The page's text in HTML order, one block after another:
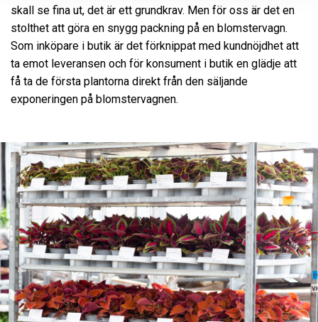
skall se fina ut, det är ett grundkrav. Men för oss är det en
stolthet att göra en snygg packning på en blomstervagn.
Som inköpare i butik är det förknippat med kundnöjdhet att
ta emot leveransen och för konsument i butik en glädje att
få ta de första plantorna direkt från den säljande
exponeringen på blomstervagnen.